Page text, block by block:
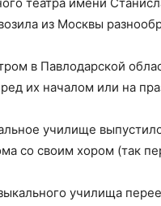
из Москвы
в Павлодарской
их началом или на
училище
со своим хором (так
училища